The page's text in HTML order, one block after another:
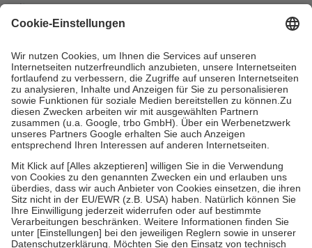
mit.
Grundsätzlich leisten Mitglieder Zuzahlungen in Höhe von zehn
höchstens zehn Euro.
Es sind jedoch nie mehr als die tatsächlichen
Kosten der Leistung zu entrichten.
Diese Regeln gelten grundsätzlich auch für Online-Apotheken.
Bei Heilmitteln und häuslicher Krankenpflege beträgt die
Zuzahlung zehn Prozent der Kosten sowie zehn Euro je
Verordnung.
Um das Engagement der Versicherten für ihre eigene Gesundheit zu
stärken und die besondere Stellung der Familie zu unterstützen,
fallenkeine Zuzahlungenan bei:
• Kindern und Jugendlichen bis zum vollendeten 18. Lebensjahr
mit Ausnahme der Fahrkosten
• Untersuchungen zur Vorsorge und Früherkennung, die von der
GKV getragen werden
• empfohlenen Schutzimpfungen